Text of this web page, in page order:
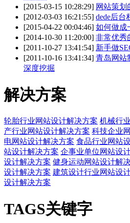
[2015-03-15 10:28:29] 网站策划
[2012-03-03 16:21:55] dede后台
[2015-04-22 00:04:46] 如何做成
[2014-10-30 11:20:00] 非常优秀
[2011-10-27 13:41:54] 新手做
[2011-10-16 13:41:34] 青岛网站
深度挖掘
解决方案
轮胎行业网站设计解决方案 机械行
产行业网站设计解决方案 科技企业
电网站设计解决方案 食品行业网站
站设计解决方案 企事业单位网站设
设计解决方案 健身运动网站设计解
设计解决方案 建筑设计行业网站设
设计解决方案
TAGS关键字